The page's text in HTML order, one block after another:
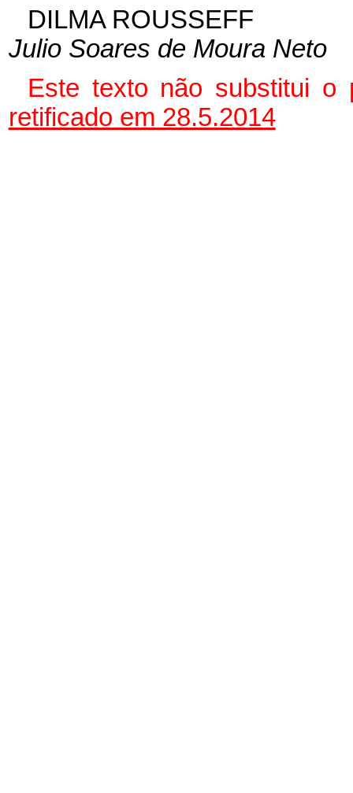
DILMA ROUSSEFF
Julio Soares de Moura Neto
Este texto não substitui o
retificado em 28.5.2014